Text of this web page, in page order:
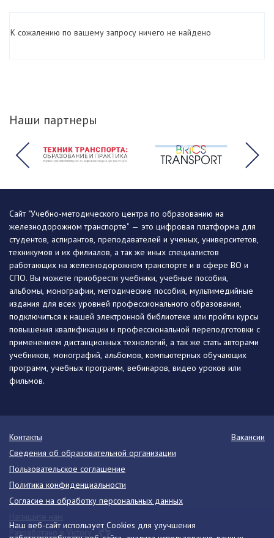
К сожалению по вашему запросу ничего не найдено
Наши партнеры
Наш веб-сайт использует Cookies для улучшения
Сайт "Учебно-методического центра по образованию на
железнодорожном транспорте" — это цифровая платформа для
студентов, аспирантов, преподавателей и ученых, университетов,
техникумов и их филиалов, а так же иных специалистов
работающих на железнодорожном транспорте и в сфере ВО и
СПО. Вы можете приобрести учебники, учебные пособия,
альбомы, монографии, методические пособия, мультимедийные
издания для всех уровней профессионального образования,
подключиться к нашей электронной библиотеке или пройти курсы
повышения квалификации и профессиональной переподготовки с
применением дистанционных технологий, а так же стать авторами
учебников, монографий, альбомов, компьютерных обучающих
программ, учебных программ, вебинаров, видео уроков или
фильмов.
Контакты
Вакансии
Сведения об образовательной организации
Пользовательское соглашение
Политика конфиденциальности
Согласие на обработку персональных данных
Разработано в Victory